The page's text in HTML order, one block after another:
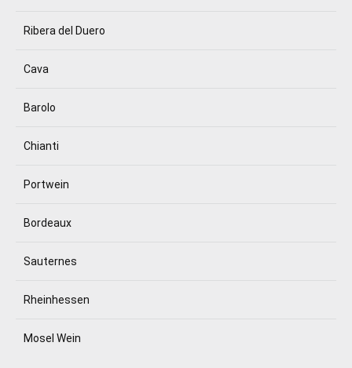
Ribera del Duero
Cava
Barolo
Chianti
Portwein
Bordeaux
Sauternes
Rheinhessen
Mosel Wein